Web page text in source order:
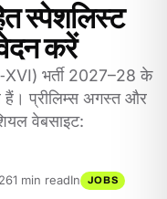
स्पेशलिस्ट
करें
भर्ती 2027–28 के
प्रीलिम्स अगस्त और
वेबसाइट:
1 min readIn JOBS